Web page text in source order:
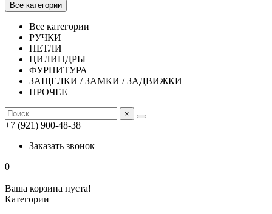
Все категории
Все категории
РУЧКИ
ПЕТЛИ
ЦИЛИНДРЫ
ФУРНИТУРА
ЗАЩЕЛКИ / ЗАМКИ / ЗАДВИЖКИ
ПРОЧЕЕ
×
+7 (921) 900-48-38
Заказать звонок
0
Ваша корзина пуста!
Категории